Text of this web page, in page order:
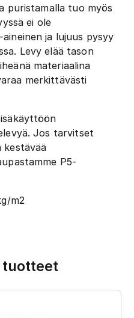
puristamalla tuo myös
ei ole
ja lujuus pysyy
Levy elää tason
materiaalina
merkittävästi
Jos tarvitset
P5-
m2